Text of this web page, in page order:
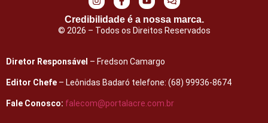
Credibilidade é a nossa marca.
© 2026 – Todos os Direitos Reservados
Diretor Responsável – Fredson Camargo
Editor Chefe – Leônidas Badaró telefone: (68) 99936-8674
Fale Conosco: falecom@portalacre.com.br